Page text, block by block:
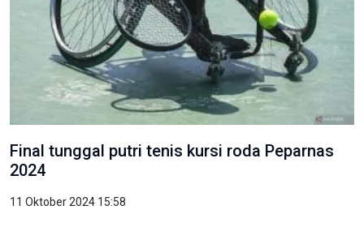
Final tunggal putri tenis kursi roda Peparnas
2024
11 Oktober 2024 15:58